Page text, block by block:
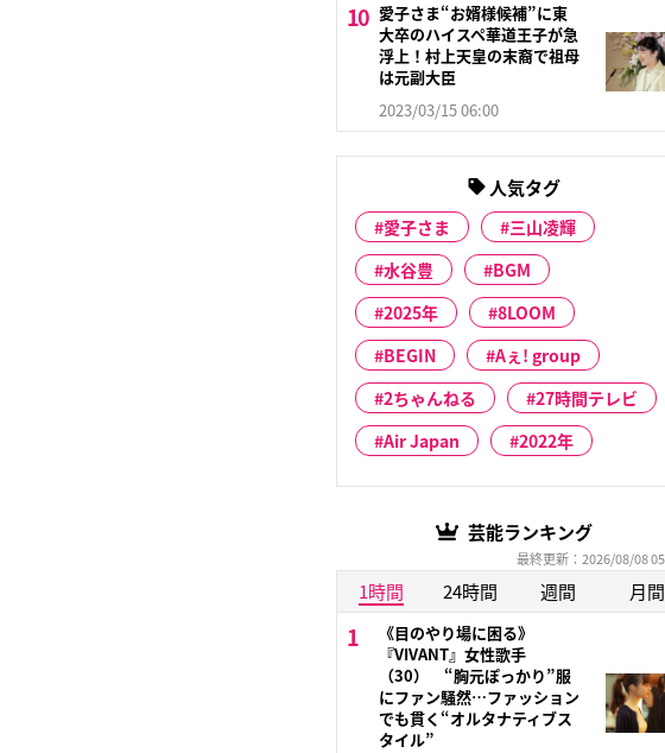
愛子さま“お婿様候補”に東
大卒のハイスペ華道王子が急
浮上！村上天皇の末裔で祖母
は元副大臣
2023/03/15 06:00
人気タグ
愛子さま
三山凌輝
水谷豊
BGM
2025年
8LOOM
BEGIN
Aぇ! group
2ちゃんねる
27時間テレビ
Air Japan
2022年
芸能ランキング
最終更新：2026/08/08
1時間 24時間 週間 月間
《目のやり場に困る》
『VIVANT』女性歌手
（30） “胸元ぽっかり”服
にファン騒然…ファッション
でも貫く“オルタナティブス
タイル”